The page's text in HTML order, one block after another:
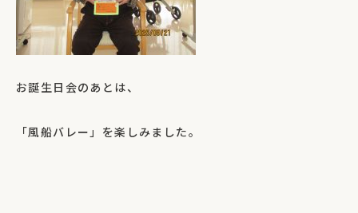
お誕生日会のあとは、
「風船バレー」を楽しみました。